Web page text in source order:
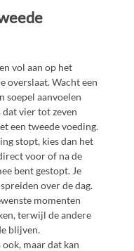
vol aan op het
overslaat. Wacht een
soepel aanvoelen
vier tot zeven
een tweede voeding.
stopt, kies dan het
voor of na de
bent gestopt. Je
over de dag.
momenten
terwijl de andere
blijven.
maar dat kan